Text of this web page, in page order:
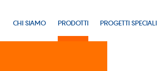
CHI SIAMO PRODOTTI PROGETTI SPECIALI